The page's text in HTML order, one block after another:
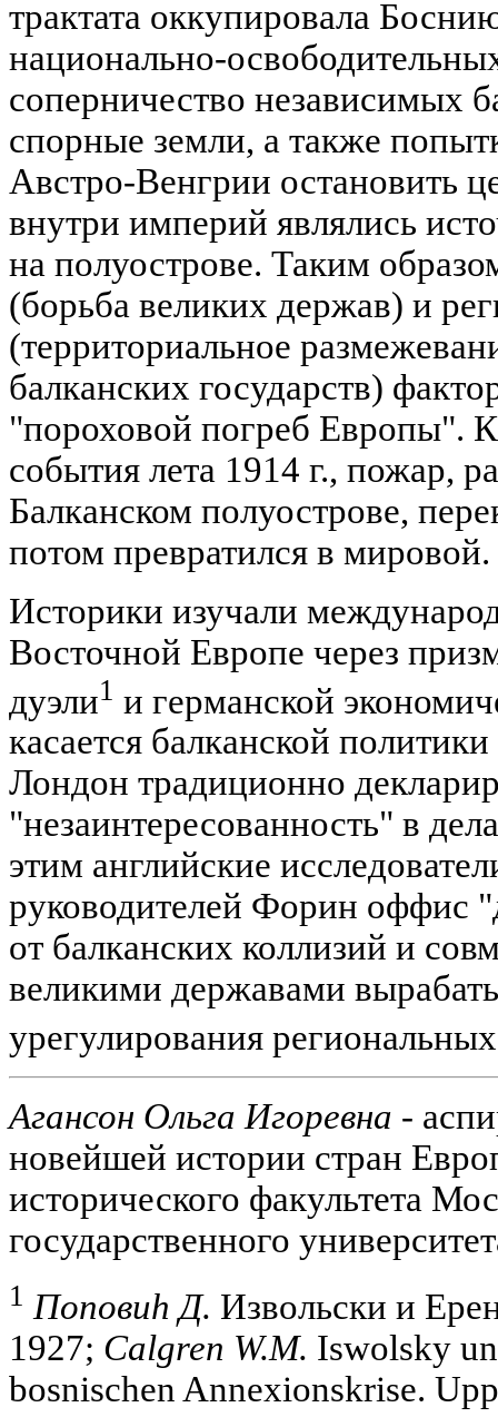
трактата оккупировала
национально-
соперничество независимых
спорные земли, а также
Австро-Венгрии остановить
внутри империй являлись
на полуострове. Таким
(борьба великих держав) и
(территориальное
балканских государств)
"пороховой погреб Европы".
события лета 1914 г., пожар,
Балканском полуострове,
потом превратился в мировой.
Историки изучали
Восточной Европе через
дуэли1 и германской
касается балканской
Лондон традиционно
"незаинтересованность" в
этим английские
руководителей Форин оффис
от балканских коллизий и
великими державами
урегулирования
Агансон Ольга Игоревна -
новейшей истории стран
исторического факультета
государственного
1 Поповиh Д. Извольски и
1927; Calgren W.M. Iswolsky
bosnischen Annexionskrise.